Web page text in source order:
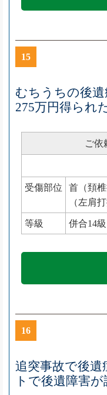
15
むちうちの後
275万円得られ
ご依
受傷部位
首（頚
（左肩打
等級 併合14
16
追突事故で後遺
トで後遺障害